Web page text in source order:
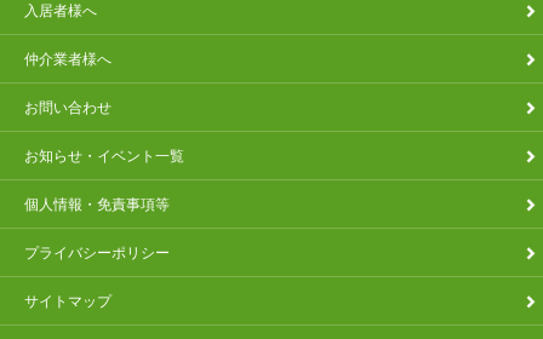
入居者様へ
仲介業者様へ
お問い合わせ
お知らせ・イベント一覧
個人情報・免責事項等
プライバシーポリシー
サイトマップ